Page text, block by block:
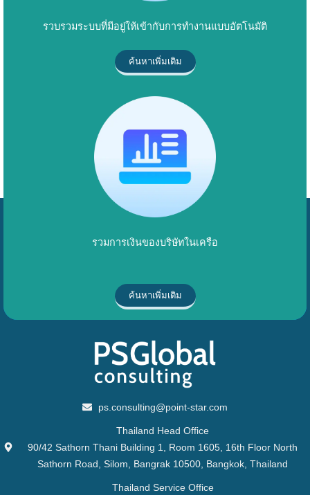
รวบรวมระบบที่มีอยู่ให้เข้ากับการทำงานแบบอัตโนมัติ
ค้นหาเพิ่มเติม
รวมการเงินของบริษัทในเครือ
ค้นหาเพิ่มเติม
ps.consulting@point-star.com
Thailand Head Office
90/42 Sathorn Thani Building 1, Room 1605, 16th Floor North
Sathorn Road, Silom, Bangrak 10500, Bangkok, Thailand
Thailand Service Office